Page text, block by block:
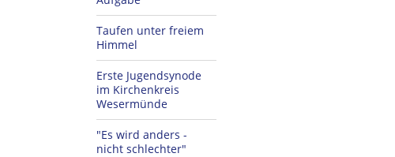
Taufen unter freiem
Himmel
Erste Jugendsynode
im Kirchenkreis
Wesermünde
"Es wird anders -
nicht schlechter"